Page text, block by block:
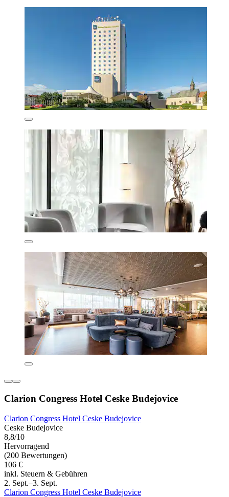
Clarion Congress Hotel Ceske Budejovice
Clarion Congress Hotel Ceske Budejovice
Ceske Budejovice
8,8/10
Hervorragend
(200 Bewertungen)
106 €
inkl. Steuern & Gebühren
2. Sept.–3. Sept.
Clarion Congress Hotel Ceske Budejovice